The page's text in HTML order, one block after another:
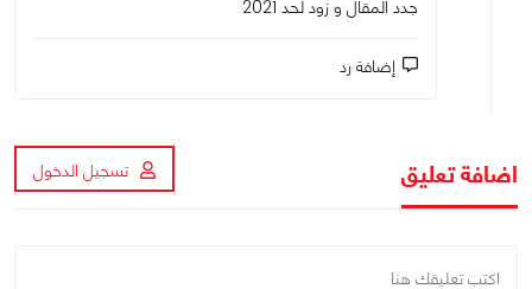
جدد المقال و زود لحد 2021
إضافة رد
اضافة تعليق تسجيل الدخول